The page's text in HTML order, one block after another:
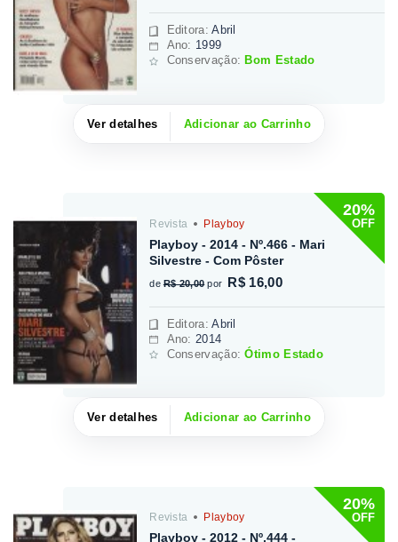
Editora:Abril
Ano: 1999
Conservação: Bom Estado
Ver detalhes Adicionar ao Carrinho
20%
OFF
Revista Playboy
Playboy - 2014 - Nº.466 - Mari
Silvestre - Com Pôster
de R$ 20,00 por R$ 16,00
Editora:Abril
Ano: 2014
Conservação:Ótimo Estado
Ver detalhes Adicionar ao Carrinho
20%
OFF
Revista Playboy
Playboy - 2012 - Nº.444 -